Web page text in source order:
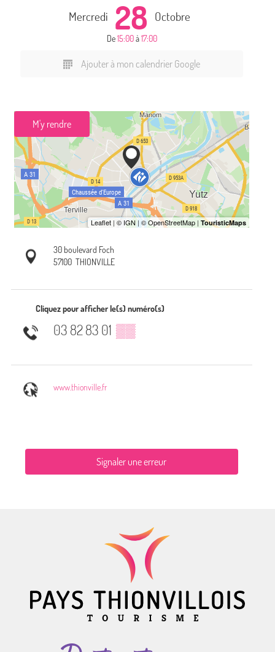
Mercredi 28 Octobre
De15:00à17:00
Ajouter à mon calendrier Google
M'y rendre
30 boulevard Foch
57100 THIONVILLE
Cliquez pour afficher le(s) numéro(s)
03 82 83 01 ▒▒
www.thionville.fr
Signaler une erreur